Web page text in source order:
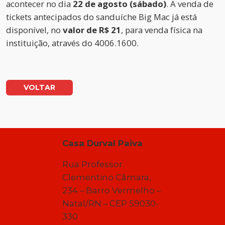
acontecer no dia 22 de agosto (sábado). A venda de
tickets antecipados do sanduíche Big Mac já está
disponível, no valor de R$ 21, para venda física na
instituição, através do 4006.1600.
VOLTAR
Casa Durval Paiva
Rua Professor
Clementino Câmara,
234 – Barro Vermelho –
Natal/RN – CEP 59030-
330